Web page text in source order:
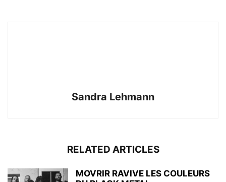
Sandra Lehmann
RELATED ARTICLES
MOVRIR RAVIVE LES COULEURS